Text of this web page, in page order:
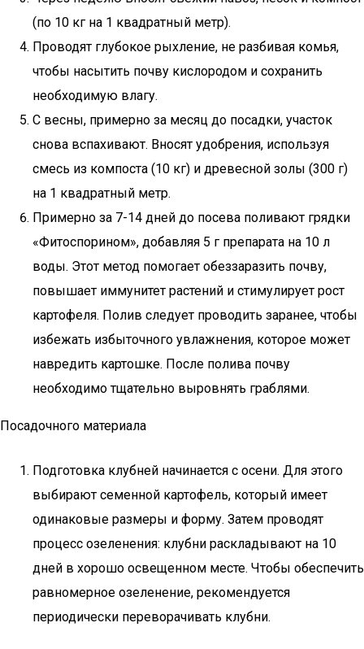
(по 10 кг на 1 квадратный метр).
Проводят глубокое рыхление, не разбивая комья,
чтобы насытить почву кислородом и сохранить
необходимую влагу.
С весны, примерно за месяц до посадки, участок
снова вспахивают. Вносят удобрения, используя
смесь из компоста (10 кг) и древесной золы (300 г)
на 1 квадратный метр.
Примерно за 7-14 дней до посева поливают грядки
«Фитоспорином», добавляя 5 г препарата на 10 л
воды. Этот метод помогает обеззаразить почву,
повышает иммунитет растений и стимулирует рост
картофеля. Полив следует проводить заранее, чтобы
избежать избыточного увлажнения, которое может
навредить картошке. После полива почву
необходимо тщательно выровнять граблями.
Посадочного материала
Подготовка клубней начинается с осени. Для этого
выбирают семенной картофель, который имеет
одинаковые размеры и форму. Затем проводят
процесс озеленения: клубни раскладывают на 10
дней в хорошо освещенном месте. Чтобы обеспечить
равномерное озеленение, рекомендуется
периодически переворачивать клубни.